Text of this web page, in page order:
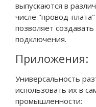
выпускаются в
числе "провод-
позволяет
подключения.
Приложения:
Универсальность
использовать их в
промышленности: